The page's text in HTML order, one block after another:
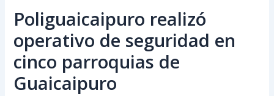
Poliguaicaipuro realizó
operativo de seguridad en
cinco parroquias de
Guaicaipuro